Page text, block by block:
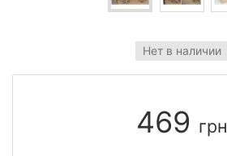
Нет в наличии
469 грн